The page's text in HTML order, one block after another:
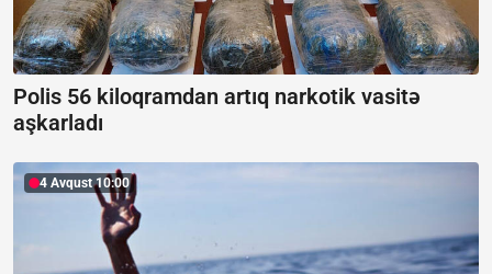
Polis 56 kiloqramdan artıq narkotik vasitə
aşkarladı
4 Avqust 10:00